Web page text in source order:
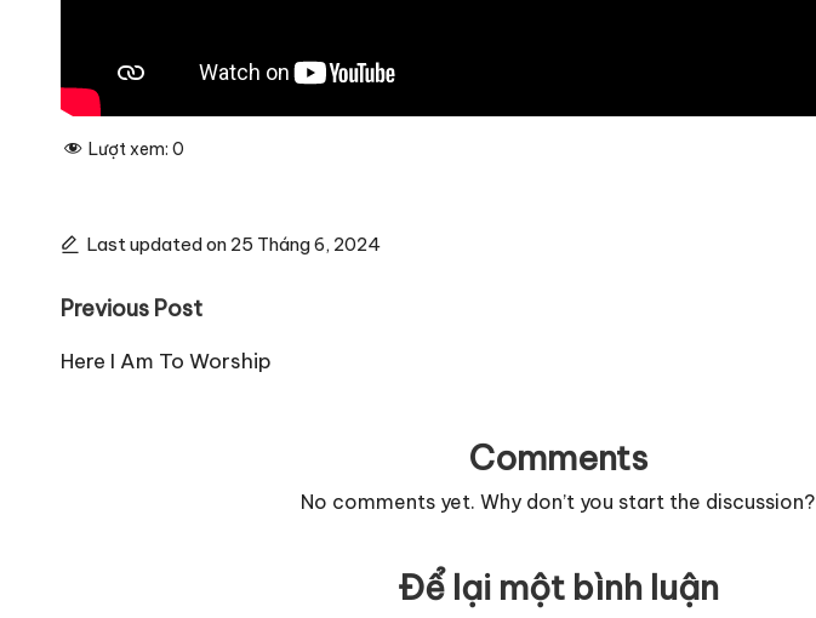
Lượt xem: 0
Last updated on 25 Tháng 6, 2024
Post
navigation
Previous Post
Here I Am To Worship
Comments
No comments yet. Why don’t you start the discussion?
Để lại một bình luận